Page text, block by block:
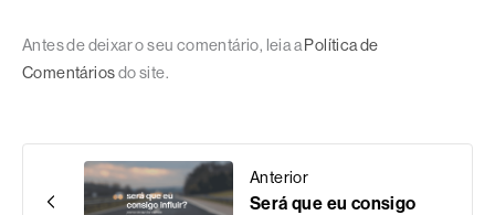
Antes de deixar o seu comentário, leia a Política de
Comentáriosdo site.
Anterior
Será que eu consigo